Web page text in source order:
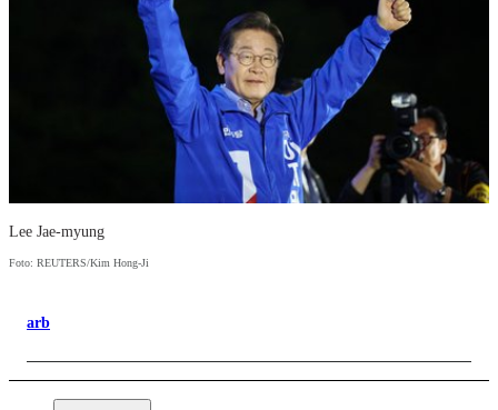
Lee Jae-myung
Foto: REUTERS/Kim Hong-Ji
arb